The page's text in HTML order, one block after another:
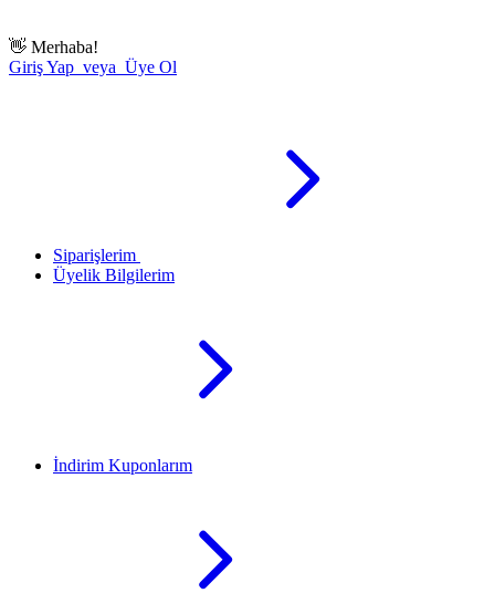
👋 Merhaba!
Giriş Yap veya Üye Ol
Siparişlerim
Üyelik Bilgilerim
İndirim Kuponlarım